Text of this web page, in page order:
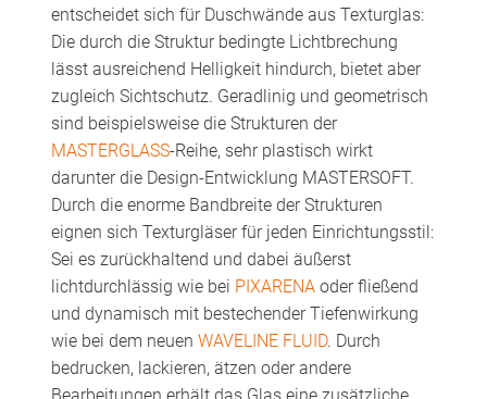
entscheidet sich für Duschwände aus Texturglas:
Die durch die Struktur bedingte Lichtbrechung
lässt ausreichend Helligkeit hindurch, bietet aber
zugleich Sichtschutz. Geradlinig und geometrisch
sind beispielsweise die Strukturen der
MASTERGLASS-Reihe, sehr plastisch wirkt
darunter die Design-Entwicklung MASTERSOFT.
Durch die enorme Bandbreite der Strukturen
eignen sich Texturgläser für jeden Einrichtungsstil:
Sei es zurückhaltend und dabei äußerst
lichtdurchlässig wie bei PIXARENAoder fließend
und dynamisch mit bestechender Tiefenwirkung
wie bei dem neuen WAVELINE FLUID. Durch
bedrucken, lackieren, ätzen oder andere